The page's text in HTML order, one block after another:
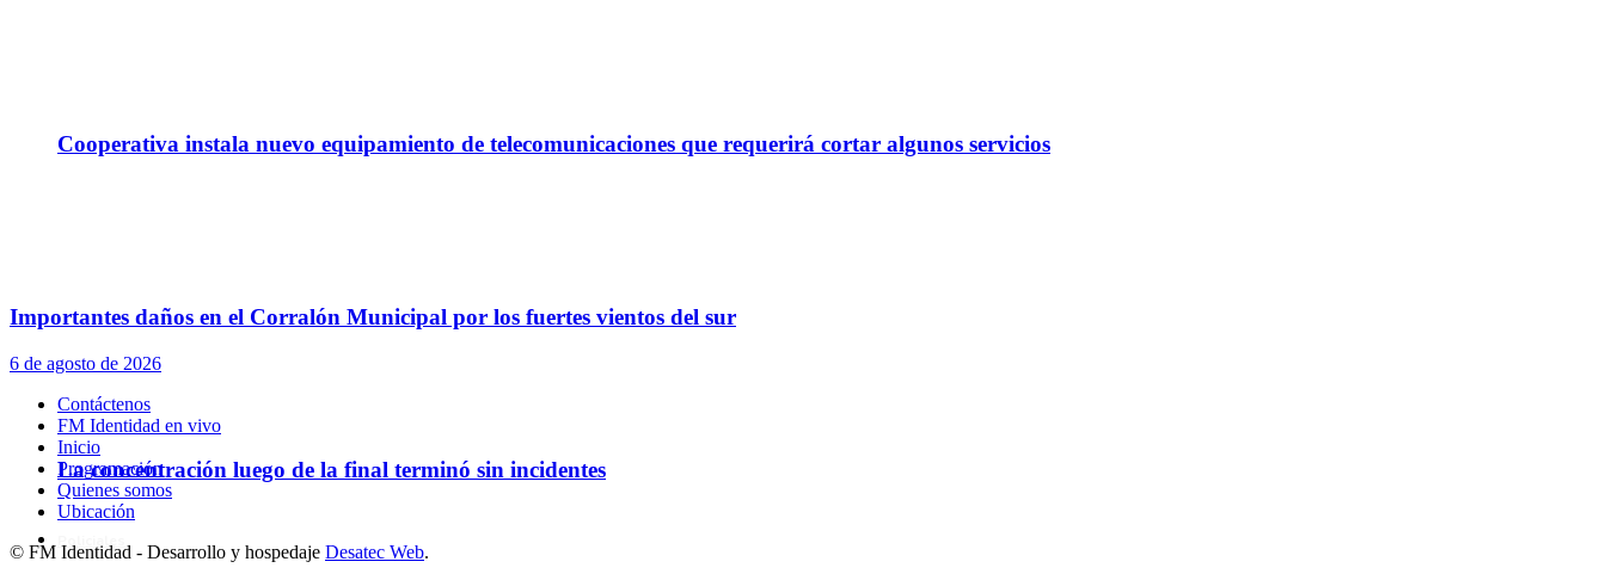
Cooperativa instala nuevo equipamiento de telecomunicaciones que requerirá cortar algunos servicios
La concentración luego de la final terminó sin incidentes
Policiales
Importantes daños en el Corralón Municipal por los fuertes vientos del sur
6 de agosto de 2026
Contáctenos
FM Identidad en vivo
Inicio
Programación
Quienes somos
Ubicación
© FM Identidad - Desarrollo y hospedaje Desatec Web.